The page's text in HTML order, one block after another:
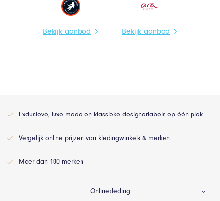
Bekijk aanbod Bekijk aanbod
Exclusieve, luxe mode en klassieke designerlabels op één plek
Vergelijk online prijzen van kledingwinkels & merken
Meer dan 100 merken
Onlinekleding